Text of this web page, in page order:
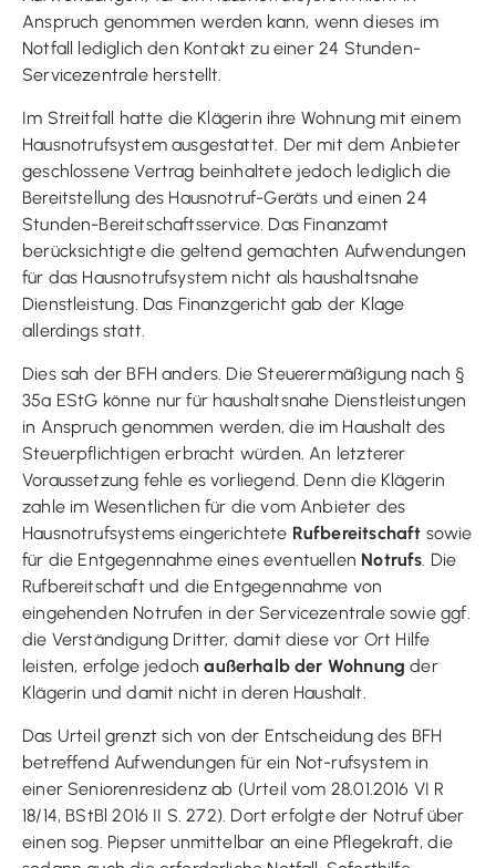
Anspruch genommen werden kann, wenn dieses im
Notfall lediglich den Kontakt zu einer 24 Stunden-
Servicezentrale herstellt.
Im Streitfall hatte die Klägerin ihre Wohnung mit einem
Hausnotrufsystem ausgestattet. Der mit dem Anbieter
geschlossene Vertrag beinhaltete jedoch lediglich die
Bereitstellung des Hausnotruf-Geräts und einen 24
Stunden-Bereitschaftsservice. Das Finanzamt
berücksichtigte die geltend gemachten Aufwendungen
für das Hausnotrufsystem nicht als haushaltsnahe
Dienstleistung. Das Finanzgericht gab der Klage
allerdings statt.
Dies sah der BFH anders. Die Steuerermäßigung nach §
35a EStG könne nur für haushaltsnahe Dienstleistungen
in Anspruch genommen werden, die im Haushalt des
Steuerpflichtigen erbracht würden. An letzterer
Voraussetzung fehle es vorliegend. Denn die Klägerin
zahle im Wesentlichen für die vom Anbieter des
Hausnotrufsystems eingerichtete Rufbereitschaft sowie
für die Entgegennahme eines eventuellen Notrufs . Die
Rufbereitschaft und die Entgegennahme von
eingehenden Notrufen in der Servicezentrale sowie ggf.
die Verständigung Dritter, damit diese vor Ort Hilfe
leisten, erfolge jedochaußerhalb der Wohnung der
Klägerin und damit nicht in deren Haushalt.
Das Urteil grenzt sich von der Entscheidung des BFH
betreffend Aufwendungen für ein Not-rufsystem in
einer Seniorenresidenz ab (Urteil vom 28.01.2016 VI R
18/14, BStBl 2016 II S. 272). Dort erfolgte der Notruf über
einen sog. Piepser unmittelbar an eine Pflegekraft, die